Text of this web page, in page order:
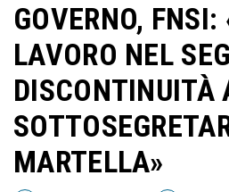
GOVERNO, FNSI:
LAVORO NEL
DISCONTINUITÀ
MARTELLA»